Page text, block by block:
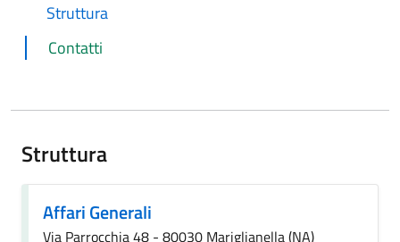
Struttura
Contatti
Struttura
Affari Generali
Via Parrocchia 48 - 80030 Mariglianella (NA)